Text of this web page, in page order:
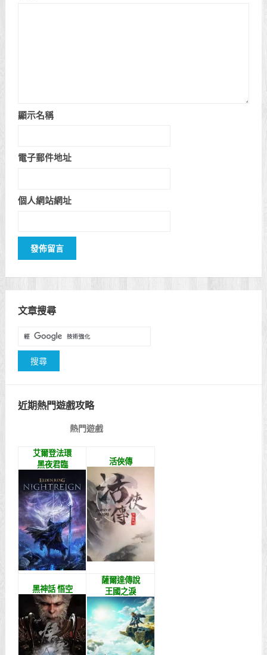
顯示名稱
電子郵件地址
個人網站網址
文章搜尋
近期熱門遊戲攻略
熱門遊戲
艾爾登法環
黑夜君臨
活俠傳
黑神話 悟空
薩爾達傳說
王國之淚